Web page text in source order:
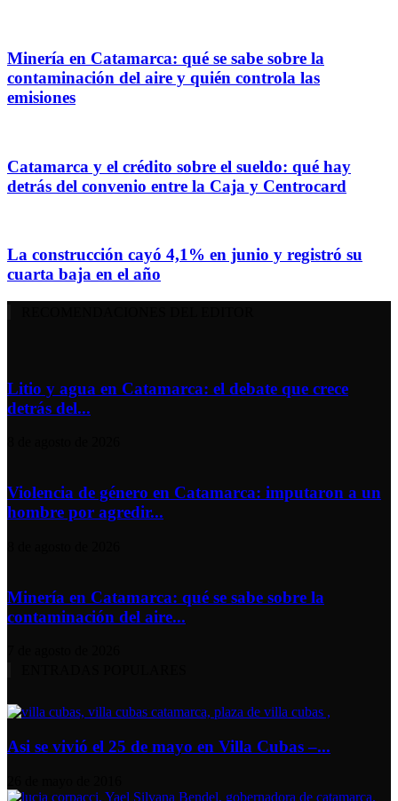
Minería en Catamarca: qué se sabe sobre la
contaminación del aire y quién controla las
emisiones
Catamarca y el crédito sobre el sueldo: qué hay
detrás del convenio entre la Caja y Centrocard
La construcción cayó 4,1% en junio y registró su
cuarta baja en el año
Litio y agua en Catamarca: el debate que crece
detrás del...
Violencia de género en Catamarca: imputaron a un
hombre por agredir...
Minería en Catamarca: qué se sabe sobre la
contaminación del aire...
Asi se vivió el 25 de mayo en Villa Cubas –...